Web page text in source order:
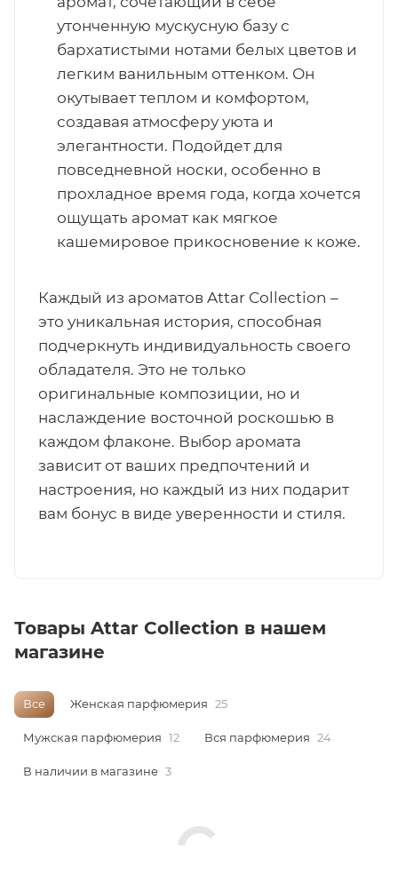
утонченную мускусную базу с
бархатистыми нотами белых цветов и
легким ванильным оттенком. Он
окутывает теплом и комфортом,
создавая атмосферу уюта и
элегантности. Подойдет для
повседневной носки, особенно в
прохладное время года, когда хочется
ощущать аромат как мягкое
кашемировое прикосновение к коже.
Каждый из ароматов Attar Collection –
это уникальная история, способная
подчеркнуть индивидуальность своего
обладателя. Это не только
оригинальные композиции, но и
наслаждение восточной роскошью в
каждом флаконе. Выбор аромата
зависит от ваших предпочтений и
настроения, но каждый из них подарит
вам бонус в виде уверенности и стиля.
Товары Attar Collection в нашем
магазине
Все Женская парфюмерия 25
Мужская парфюмерия 12 Вся парфюмерия 24
В наличии в магазине 3